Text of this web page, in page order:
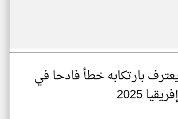
بارتكابه خطأ فادحا في
2025